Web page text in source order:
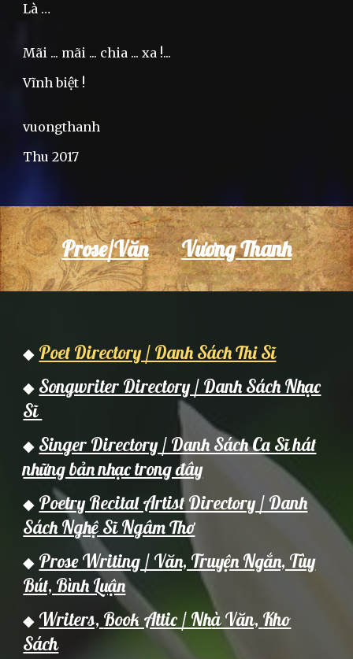
Là …
Mãi ... mãi ... chia ... xa !...
Vĩnh biệt !
vuongthanh
Thu 2017
Prose/Văn Vương Thanh
◆ Poet Directory / Danh Sách Thi Sĩ
◆ Songwriter Directory / Danh Sách Nhạc
Sĩ
◆ Singer Directory / Danh Sách Ca Sĩ hát
những bản nhạc trong đây
◆ Poetry Recital Artist Directory / Danh
Sách Nghệ Sĩ Ngâm Thơ
◆ Prose Writing / Văn, Truyện Ngắn, Tùy
Bút, Bình Luận
◆ Writers, Book Attic / Nhà Văn, Kho
Sách